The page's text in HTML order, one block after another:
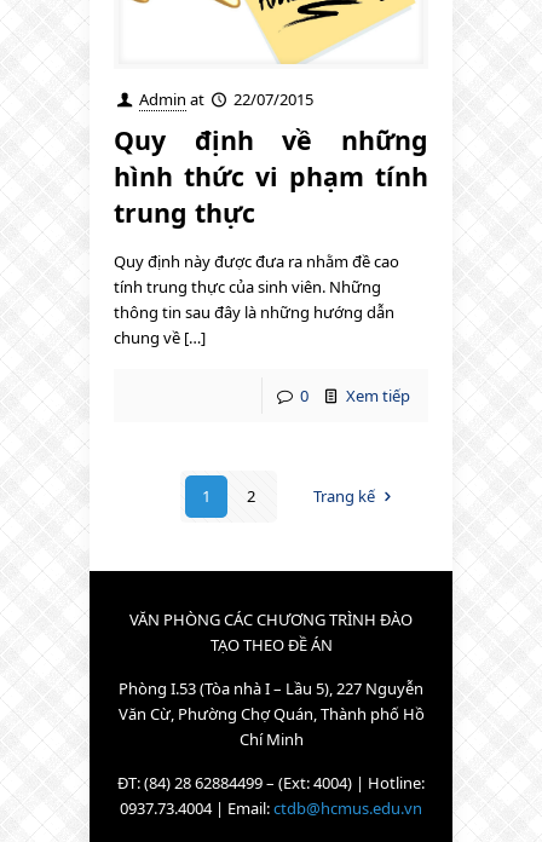
Admin at 22/07/2015
Quy định về những
hình thức vi phạm tính
trung thực
Quy định này được đưa ra nhằm đề cao
tính trung thực của sinh viên. Những
thông tin sau đây là những hướng dẫn
chung về […]
0 Xem tiếp
1 2 Trang kế
VĂN PHÒNG CÁC CHƯƠNG TRÌNH ĐÀO
TẠO THEO ĐỀ ÁN
Phòng I.53 (Tòa nhà I – Lầu 5), 227 Nguyễn
Văn Cừ, Phường Chợ Quán, Thành phố Hồ
Chí Minh
ĐT: (84) 28 62884499 – (Ext: 4004) | Hotline:
0937.73.4004 | Email:ctdb@hcmus.edu.vn